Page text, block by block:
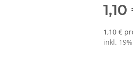
1,10 €
inkl.